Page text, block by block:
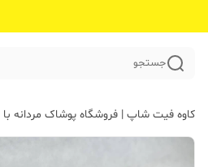
جستجو
کاوه فیت شاپ | فروشگاه پوشاک مردانه با